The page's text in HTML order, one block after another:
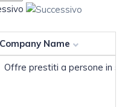
Company Name
Offre prestiti a persone in